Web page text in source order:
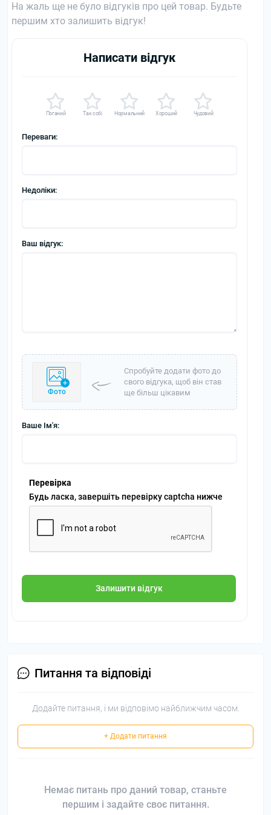
На жаль ще не було відгуків про цей товар. Будьте
першим хто залишить відгук!
Написати відгук
Поганий Так собі Нормальний Хороший Чудовий
Переваги:
Недоліки:
Ваш відгук:
Фото
Спробуйте додати фото до
свого відгука, щоб він став
ще більш цікавим
Ваше Ім'я:
Перевірка
Будь ласка, завершіть перевірку captcha нижче
Залишити відгук
Питання та відповіді
Додайте питання, і ми відповімо найближчим часом.
+ Додати питання
Немає питань про даний товар, станьте
першим і задайте своє питання.